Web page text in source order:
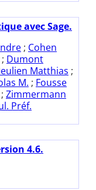
avec Sage.
; Cohen
; Dumont
Matthias ;
M. ; Fousse
; Zimmermann
Préf.
4.6.